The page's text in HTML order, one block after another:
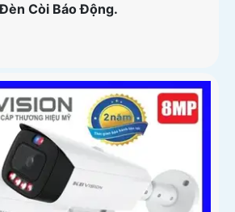
Còi Báo Động.